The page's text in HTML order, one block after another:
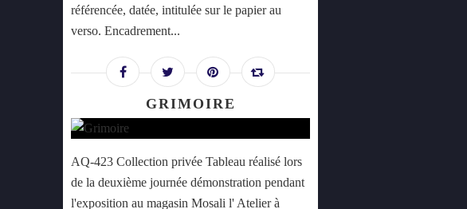
référencée, datée, intitulée sur le papier au
verso. Encadrement...
GRIMOIRE
AQ-423 Collection privée Tableau réalisé lors
de la deuxième journée démonstration pendant
l'exposition au magasin Mosali l' Atelier à